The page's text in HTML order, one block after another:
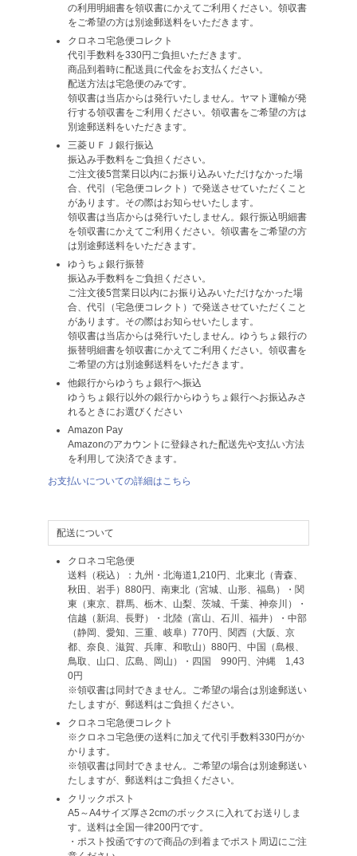
の利用明細書を領収書にかえてご利用ください。領収書
をご希望の方は別途郵送料をいただきます。
クロネコ宅急便コレクト
代引手数料を330円ご負担いただきます。
商品到着時に配送員に代金をお支払ください。
配送方法は宅急便のみです。
領収書は当店からは発行いたしません。ヤマト運輸が発
行する領収書をご利用ください。領収書をご希望の方は
別途郵送料をいただきます。
三菱ＵＦＪ銀行振込
振込み手数料をご負担ください。
ご注文後5営業日以内にお振り込みいただけなかった場
合、代引（宅急便コレクト）で発送させていただくこと
があります。その際はお知らせいたします。
領収書は当店からは発行いたしません。銀行振込明細書
を領収書にかえてご利用ください。領収書をご希望の方
は別途郵送料をいただきます。
ゆうちょ銀行振替
振込み手数料をご負担ください。
ご注文後5営業日以内にお振り込みいただけなかった場
合、代引（宅急便コレクト）で発送させていただくこと
があります。その際はお知らせいたします。
領収書は当店からは発行いたしません。ゆうちょ銀行の
振替明細書を領収書にかえてご利用ください。領収書を
ご希望の方は別途郵送料をいただきます。
他銀行からゆうちょ銀行へ振込
ゆうちょ銀行以外の銀行からゆうちょ銀行へお振込みさ
れるときにお選びください
Amazon Pay
Amazonのアカウントに登録された配送先や支払い方法
を利用して決済できます。
お支払いについての詳細はこちら
配送について
クロネコ宅急便
送料（税込）：九州・北海道1,210円、北東北（青森、
秋田、岩手）880円、南東北（宮城、山形、福島）・関
東（東京、群馬、栃木、山梨、茨城、千葉、神奈川）・
信越（新潟、長野）・北陸（富山、石川、福井）・中部
（静岡、愛知、三重、岐阜）770円、関西（大阪、京
都、奈良、滋賀、兵庫、和歌山）880円、中国（島根、
鳥取、山口、広島、岡山）・四国 990円、沖縄 1,43
0円
※領収書は同封できません。ご希望の場合は別途郵送い
たしますが、郵送料はご負担ください。
クロネコ宅急便コレクト
※クロネコ宅急便の送料に加えて代引手数料330円がか
かります。
※領収書は同封できません。ご希望の場合は別途郵送い
たしますが、郵送料はご負担ください。
クリックポスト
A5～A4サイズ厚さ2cmのボックスに入れてお送りしま
す。送料は全国一律200円です。
・ポスト投函ですので商品の到着までポスト周辺にご注